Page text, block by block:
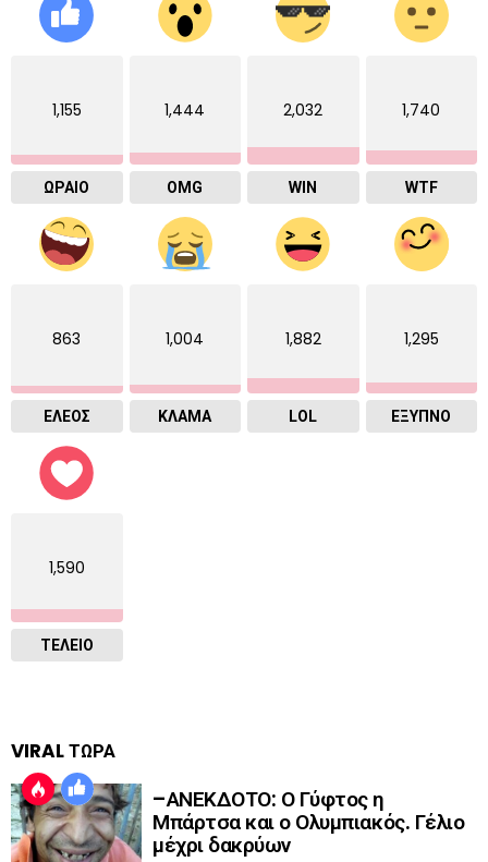
1,155
ΩΡΑΙΟ
1,444
OMG
2,032
WIN
1,740
WTF
863
ΕΛΕΟΣ
1,004
ΚΛΑΜΑ
1,882
LOL
1,295
ΈΞΥΠΝΟ
1,590
ΤΕΛΕΙΟ
VIRAL ΤΩΡΑ
–ΑΝΕΚΔΟΤΟ: Ο Γύφτος η
Μπάρτσα και ο Ολυμπιακός. Γέλιο
μέχρι δακρύων